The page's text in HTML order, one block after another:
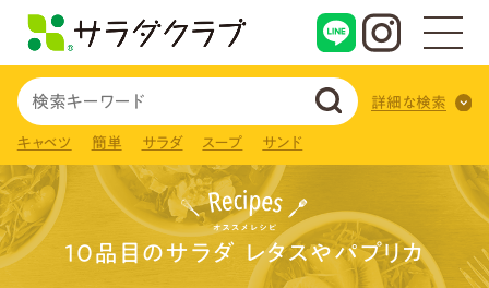
10品目のサラダ レタスやパプリカ
詳細な検索
キャベツ 簡単 サラダ スープ サンド